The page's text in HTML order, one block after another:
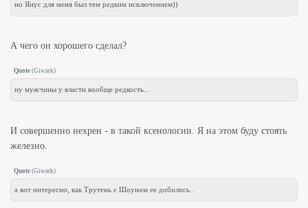
но Янус для меня был тем редким исключением))
А чего он хорошего сделал?
Quote (Giwark)
ну мужчины у власти вообще редкость...
И совершенно нехрен - в такой ксенологии. Я на этом буду стоять
железно.
Quote (Giwark)
а вот интересно, как Трутень с Шоуном ее добились..